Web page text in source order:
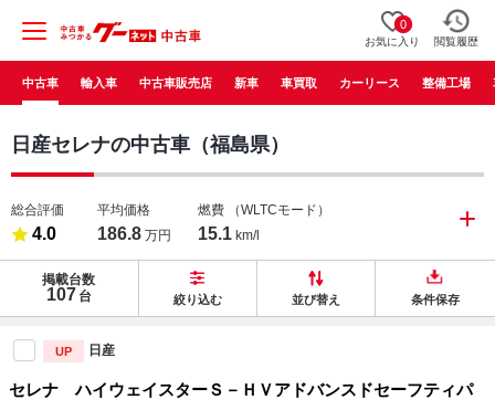
0
お気に入り 閲覧履歴
中古車 輸入車 中古車販売店 新車 車買取 カーリース 整備工場
日産セレナの中古車（福島県）
総合評価
4.0
平均価格
186.8 万円
燃費 （WLTCモード）
15.1 km/l
掲載台数
107 台 絞り込む 並び替え 条件保存
UP 日産
セレナ ハイウェイスターＳ－ＨＶアドバンスドセーフティパ